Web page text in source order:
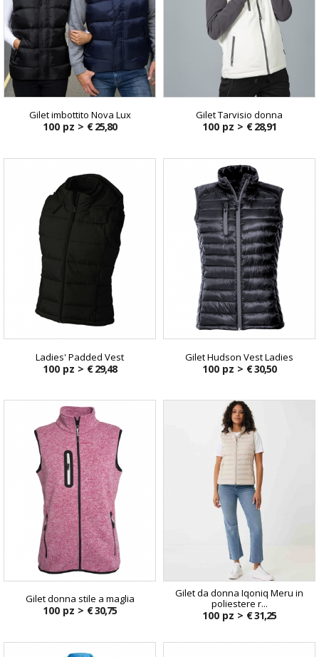
Gilet imbottito Nova Lux
100 pz > € 25,80
Gilet Tarvisio donna
100 pz > € 28,91
Ladies' Padded Vest
100 pz > € 29,48
Gilet Hudson Vest Ladies
100 pz > € 30,50
Gilet donna stile a maglia
100 pz > € 30,75
Gilet da donna Iqoniq Meru in
poliestere r...
100 pz > € 31,25